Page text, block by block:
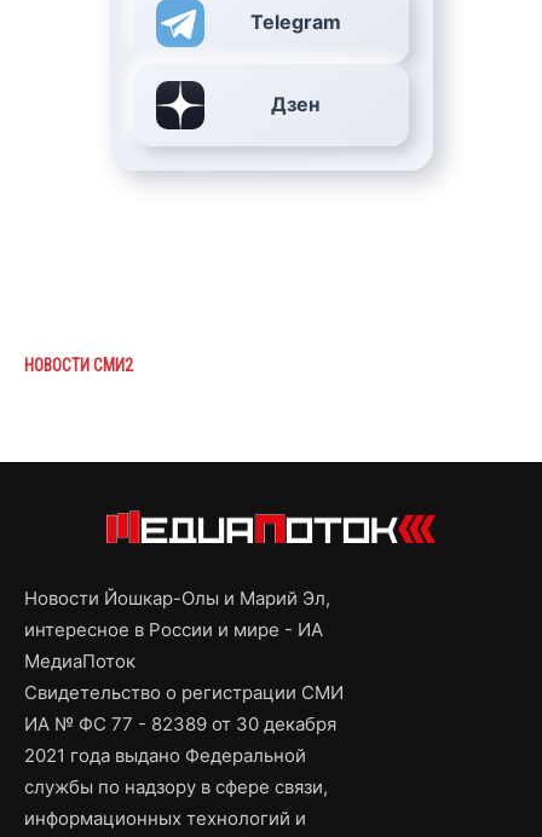
Telegram
Дзен
НОВОСТИ СМИ2
Новости Йошкар-Олы и Марий Эл,
интересное в России и мире - ИА
МедиаПоток
Свидетельство о регистрации СМИ
ИА № ФС 77 - 82389 от 30 декабря
2021 года выдано Федеральной
службы по надзору в сфере связи,
информационных технологий и